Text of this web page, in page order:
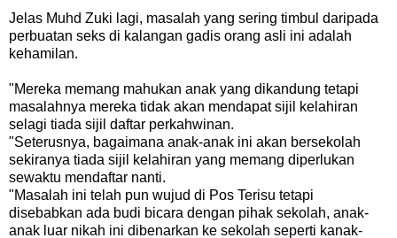
Jelas Muhd Zuki lagi, masalah yang sering timbul daripada
perbuatan seks di kalangan gadis orang asli ini adalah
kehamilan.
"Mereka memang mahukan anak yang dikandung tetapi
masalahnya mereka tidak akan mendapat sijil kelahiran
selagi tiada sijil daftar perkahwinan.
"Seterusnya, bagaimana anak-anak ini akan bersekolah
sekiranya tiada sijil kelahiran yang memang diperlukan
sewaktu mendaftar nanti.
"Masalah ini telah pun wujud di Pos Terisu tetapi
disebabkan ada budi bicara dengan pihak sekolah, anak-
anak luar nikah ini dibenarkan ke sekolah seperti kanak-